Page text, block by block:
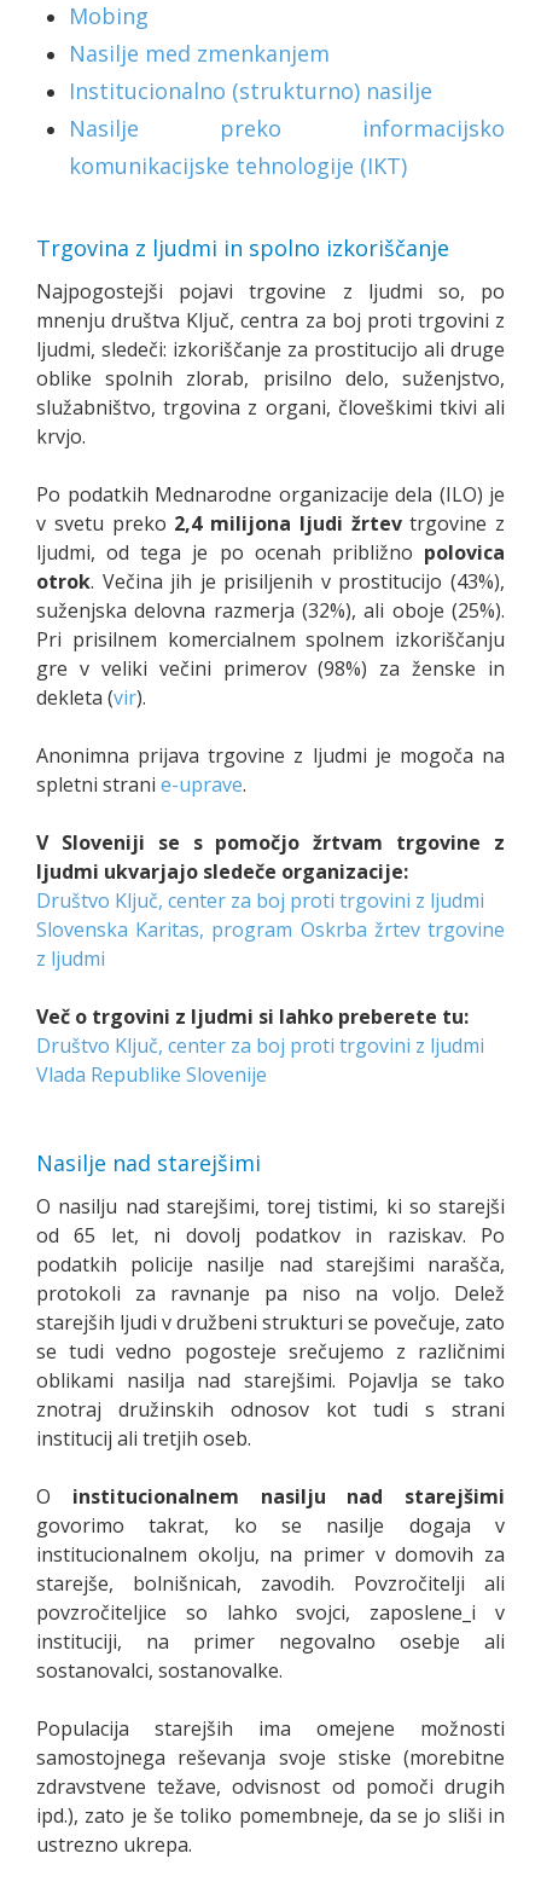
Mobing
Nasilje med zmenkanjem
Institucionalno (strukturno) nasilje
Nasilje preko informacijsko
komunikacijske tehnologije (IKT)
Trgovina z ljudmi in spolno izkoriščanje
Najpogostejši pojavi trgovine z ljudmi so, po
mnenju društva Ključ, centra za boj proti trgovini z
ljudmi, sledeči: izkoriščanje za prostitucijo ali druge
oblike spolnih zlorab, prisilno delo, suženjstvo,
služabništvo, trgovina z organi, človeškimi tkivi ali
krvjo.
Po podatkih Mednarodne organizacije dela (ILO) je
v svetu preko 2,4 milijona ljudi žrtevtrgovine z
ljudmi, od tega je po ocenah približno polovica
otrok. Večina jih je prisiljenih v prostitucijo (43%),
suženjska delovna razmerja (32%), ali oboje (25%).
Pri prisilnem komercialnem spolnem izkoriščanju
gre v veliki večini primerov (98%) za ženske in
dekleta (vir).
Anonimna prijava trgovine z ljudmi je mogoča na
spletni strani e-uprave.
V Sloveniji se s pomočjo žrtvam trgovine z
ljudmi ukvarjajo sledeče organizacije:
Društvo Ključ, center za boj proti trgovini z ljudmi
Slovenska Karitas, program Oskrba žrtev trgovine
z ljudmi
Več o trgovini z ljudmi si lahko preberete tu:
Društvo Ključ, center za boj proti trgovini z ljudmi
Vlada Republike Slovenije
Nasilje nad starejšimi
O nasilju nad starejšimi, torej tistimi, ki so starejši
od 65 let, ni dovolj podatkov in raziskav. Po
podatkih policije nasilje nad starejšimi narašča,
protokoli za ravnanje pa niso na voljo. Delež
starejših ljudi v družbeni strukturi se povečuje, zato
se tudi vedno pogosteje srečujemo z različnimi
oblikami nasilja nad starejšimi. Pojavlja se tako
znotraj družinskih odnosov kot tudi s strani
institucij ali tretjih oseb.
O institucionalnem nasilju nad starejšimi
govorimo takrat, ko se nasilje dogaja v
institucionalnem okolju, na primer v domovih za
starejše, bolnišnicah, zavodih. Povzročitelji ali
povzročiteljice so lahko svojci, zaposlene_i v
instituciji, na primer negovalno osebje ali
sostanovalci, sostanovalke.
Populacija starejših ima omejene možnosti
samostojnega reševanja svoje stiske (morebitne
zdravstvene težave, odvisnost od pomoči drugih
ipd.), zato je še toliko pomembneje, da se jo sliši in
ustrezno ukrepa.